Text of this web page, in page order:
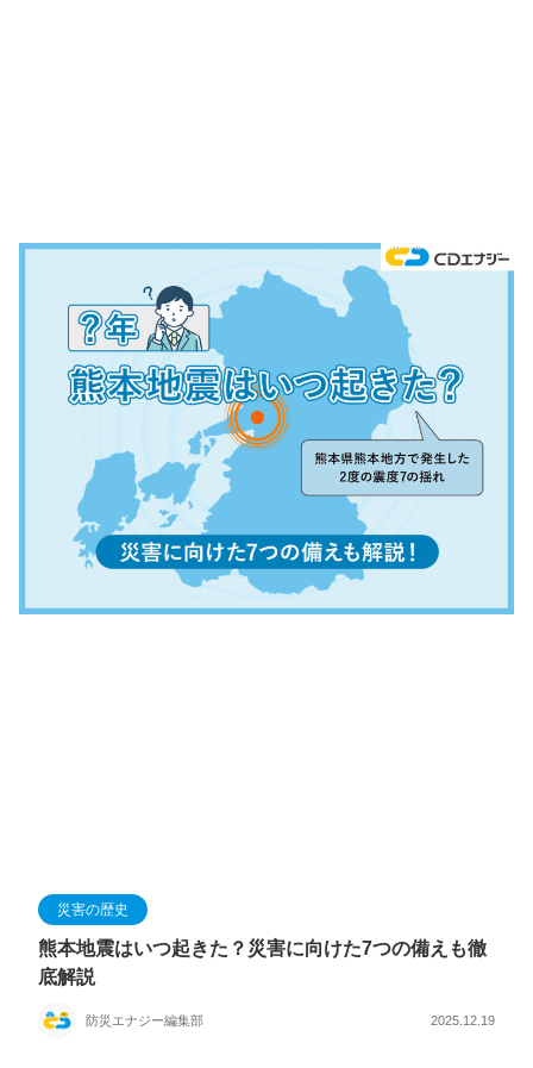
災害の歴史
熊本地震はいつ起きた？災害に向けた7つの備えも徹
底解説
防災エナジー編集部 2025.12.19